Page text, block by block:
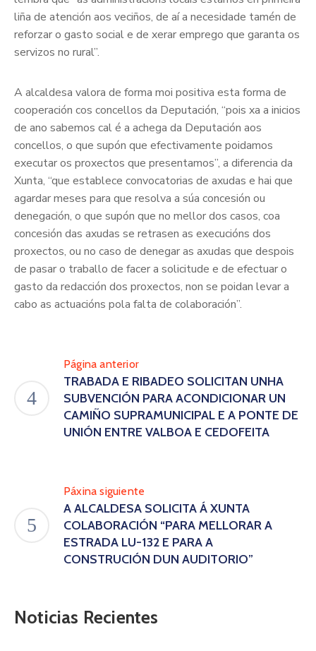
liña de atención aos veciños, de aí a necesidade tamén de
reforzar o gasto social e de xerar emprego que garanta os
servizos no rural”.
A alcaldesa valora de forma moi positiva esta forma de
cooperación cos concellos da Deputación, “pois xa a inicios
de ano sabemos cal é a achega da Deputación aos
concellos, o que supón que efectivamente poidamos
executar os proxectos que presentamos”, a diferencia da
Xunta, “que establece convocatorias de axudas e hai que
agardar meses para que resolva a súa concesión ou
denegación, o que supón que no mellor dos casos, coa
concesión das axudas se retrasen as execucións dos
proxectos, ou no caso de denegar as axudas que despois
de pasar o traballo de facer a solicitude e de efectuar o
gasto da redacción dos proxectos, non se poidan levar a
cabo as actuacións pola falta de colaboración”.
Página anterior
TRABADA E RIBADEO SOLICITAN UNHA
SUBVENCIÓN PARA ACONDICIONAR UN
CAMIÑO SUPRAMUNICIPAL E A PONTE DE
UNIÓN ENTRE VALBOA E CEDOFEITA
Páxina siguiente
A ALCALDESA SOLICITA Á XUNTA
COLABORACIÓN “PARA MELLORAR A
ESTRADA LU-132 E PARA A
CONSTRUCIÓN DUN AUDITORIO”
Noticias Recientes